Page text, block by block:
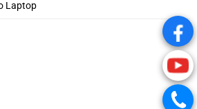
Laptop
.
.
.